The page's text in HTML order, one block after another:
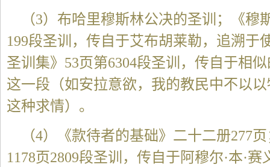
（3）布哈里穆斯林公决的圣训；《穆
199段圣训，传自于艾布胡莱勒，追溯于
圣训集》53页第6304段圣训，传自于相
这一段（如安拉意欲，我的教民中不以
这种求情）。
（4）《款待者的基础》二十二册277
1178页2809段圣训，传自于阿穆尔·本·